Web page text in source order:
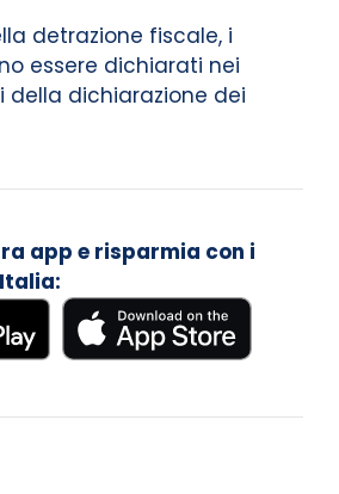
detrazione fiscale, i
essere dichiarati nei
della dichiarazione dei
app e risparmia con i